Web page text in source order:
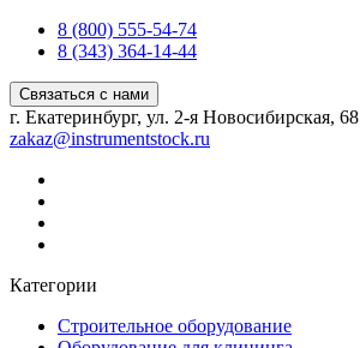
8 (800) 555-54-74
8 (343) 364-14-44
Связаться с нами
г. Екатеринбург, ул. 2-я Новосибирская, 68
zakaz@instrumentstock.ru
Категории
Строительное оборудование